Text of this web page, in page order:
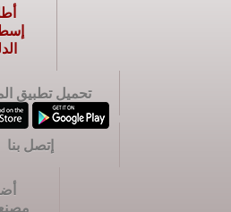
تحميل تطبيق
إتصل بنا